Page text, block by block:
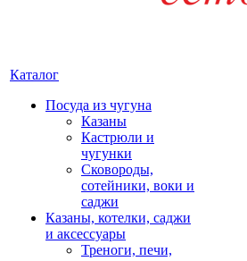
Каталог
Посуда из чугуна
Казаны
Кастрюли и
чугунки
Сковороды,
сотейники, воки и
саджи
Казаны, котелки, саджи
и аксессуары
Треноги, печи,